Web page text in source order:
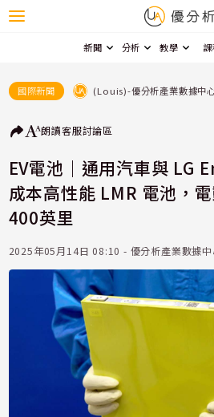
新聞 分析 教學
國際新聞 (Louis)-優分析產業數據中
朗讀客服討論區
EV電池｜通用汽車與 LG
成本高性能 LMR 電池，
400英里
2025年05月14日 08:10 - 優分析產業數據中